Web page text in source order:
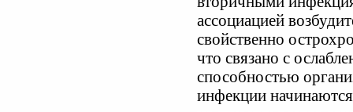
ассоциацией
свойственно
что связано с
способностью
инфекции